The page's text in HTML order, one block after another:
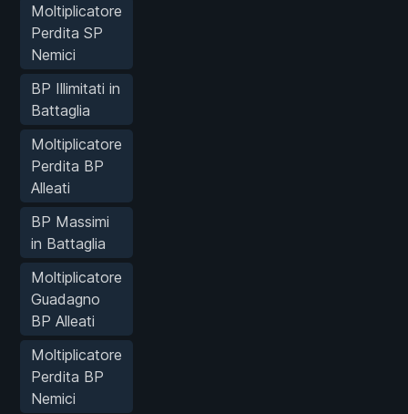
Moltiplicatore
Perdita SP
Nemici
BP Illimitati in
Battaglia
Moltiplicatore
Perdita BP
Alleati
BP Massimi
in Battaglia
Moltiplicatore
Guadagno
BP Alleati
Moltiplicatore
Perdita BP
Nemici